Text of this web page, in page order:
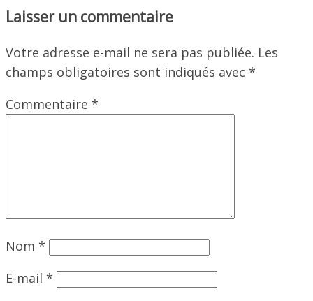
Laisser un commentaire
Votre adresse e-mail ne sera pas publiée. Les
champs obligatoires sont indiqués avec *
Commentaire *
Nom *
E-mail *